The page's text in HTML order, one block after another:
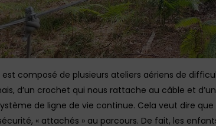
composé de plusieurs ateliers aériens de
d’un crochet qui nous rattache au câble et
de ligne de vie continue. Cela veut dire
« attachés » au parcours. De fait, les